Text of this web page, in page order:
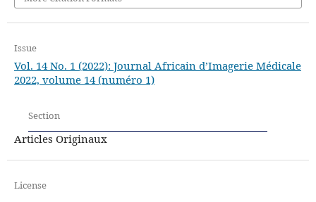
Issue
Vol. 14 No. 1 (2022): Journal Africain d’Imagerie Médicale
2022, volume 14 (numéro 1)
Section
Articles Originaux
License